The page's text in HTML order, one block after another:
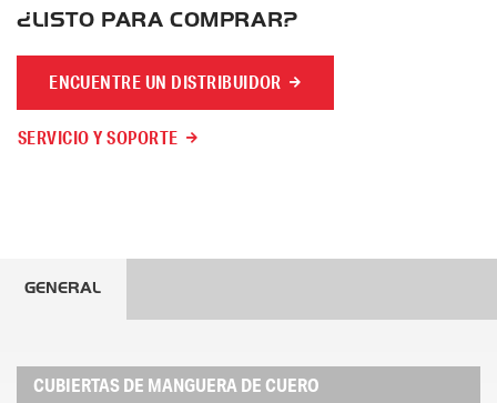
¿LISTO PARA COMPRAR?
ENCUENTRE UN DISTRIBUIDOR
SERVICIO Y SOPORTE
GENERAL
CUBIERTAS DE MANGUERA DE CUERO